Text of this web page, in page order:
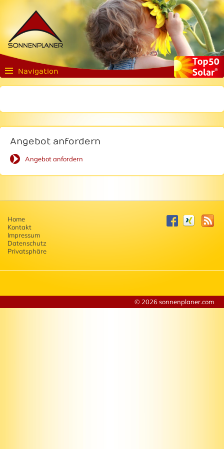
Navigation
Angebot anfordern
Angebot anfordern
Home
Kontakt
Impressum
Datenschutz
Privatsphäre
© 2026 sonnenplaner.com